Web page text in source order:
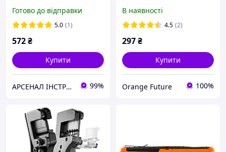
Готово до відправки
5.0 (1)
572₴
Купити
АРСЕНАЛ ІНСТРУМЕНТА 99%
корпус
В наявності
4.5 (2)
297₴
Купити
Orange Future 100%